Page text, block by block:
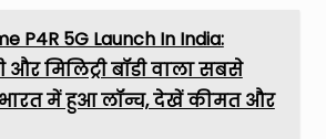
P4R 5G Launch In India:
और मिलिट्री बॉडी वाला सबसे
में हुआ लॉन्च, देखें कीमत और